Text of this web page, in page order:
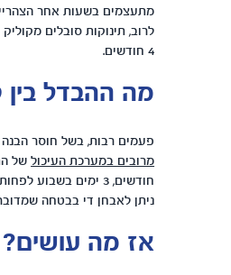
מתעצמים בשעות אחר
4 חודשים.
מה ההבדל בין
פעמים רבות, בשל חוסר
מרובים במערכת העיכול
ניתן לאבחן די בבטחה
אז מה